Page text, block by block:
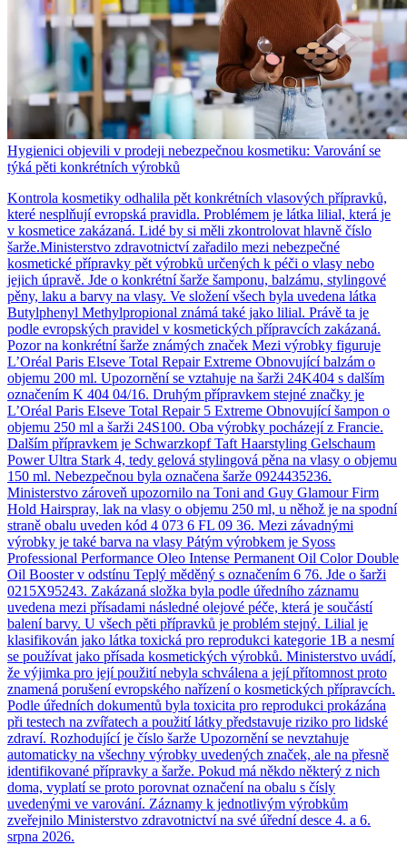
Hygienici objevili v prodeji nebezpečnou kosmetiku: Varování se
týká pěti konkrétních výrobků
Kontrola kosmetiky odhalila pět konkrétních vlasových přípravků,
které nesplňují evropská pravidla. Problémem je látka lilial, která je
v kosmetice zakázaná. Lidé by si měli zkontrolovat hlavně číslo
šarže.Ministerstvo zdravotnictví zařadilo mezi nebezpečné
kosmetické přípravky pět výrobků určených k péči o vlasy nebo
jejich úpravě. Jde o konkrétní šarže šamponu, balzámu, stylingové
pěny, laku a barvy na vlasy. Ve složení všech byla uvedena látka
Butylphenyl Methylpropional známá také jako lilial. Právě ta je
podle evropských pravidel v kosmetických přípravcích zakázaná.
Pozor na konkrétní šarže známých značek Mezi výrobky figuruje
L’Oréal Paris Elseve Total Repair Extreme Obnovující balzám o
objemu 200 ml. Upozornění se vztahuje na šarži 24K404 s dalším
označením K 404 04/16. Druhým přípravkem stejné značky je
L’Oréal Paris Elseve Total Repair 5 Extreme Obnovující šampon o
objemu 250 ml a šarži 24S100. Oba výrobky pocházejí z Francie.
Dalším přípravkem je Schwarzkopf Taft Haarstyling Gelschaum
Power Ultra Stark 4, tedy gelová stylingová pěna na vlasy o objemu
150 ml. Nebezpečnou byla označena šarže 0924435236.
Ministerstvo zároveň upozornilo na Toni and Guy Glamour Firm
Hold Hairspray, lak na vlasy o objemu 250 ml, u něhož je na spodní
straně obalu uveden kód 4 073 6 FL 09 36. Mezi závadnými
výrobky je také barva na vlasy Pátým výrobkem je Syoss
Professional Performance Oleo Intense Permanent Oil Color Double
Oil Booster v odstínu Teplý měděný s označením 6 76. Jde o šarži
0215X95243. Zakázaná složka byla podle úředního záznamu
uvedena mezi přísadami následné olejové péče, která je součástí
balení barvy. U všech pěti přípravků je problém stejný. Lilial je
klasifikován jako látka toxická pro reprodukci kategorie 1B a nesmí
se používat jako přísada kosmetických výrobků. Ministerstvo uvádí,
že výjimka pro její použití nebyla schválena a její přítomnost proto
znamená porušení evropského nařízení o kosmetických přípravcích.
Podle úředních dokumentů byla toxicita pro reprodukci prokázána
při testech na zvířatech a použití látky představuje riziko pro lidské
zdraví. Rozhodující je číslo šarže Upozornění se nevztahuje
automaticky na všechny výrobky uvedených značek, ale na přesně
identifikované přípravky a šarže. Pokud má někdo některý z nich
doma, vyplatí se proto porovnat označení na obalu s čísly
uvedenými ve varování. Záznamy k jednotlivým výrobkům
zveřejnilo Ministerstvo zdravotnictví na své úřední desce 4. a 6.
srpna 2026.